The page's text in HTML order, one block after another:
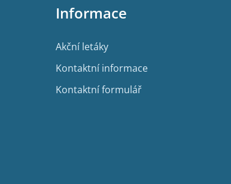
Informace
Akční letáky
Kontaktní informace
Kontaktní formulář